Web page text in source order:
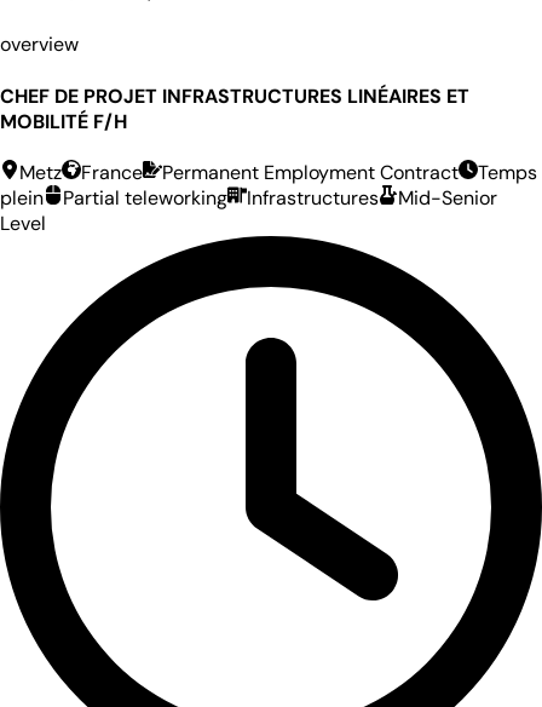
overview
CHEF DE PROJET INFRASTRUCTURES LINÉAIRES ET
MOBILITÉ F/H
Metz France Permanent Employment Contract
Temps
plein
Partial teleworking Infrastructures
Mid-Senior
Level